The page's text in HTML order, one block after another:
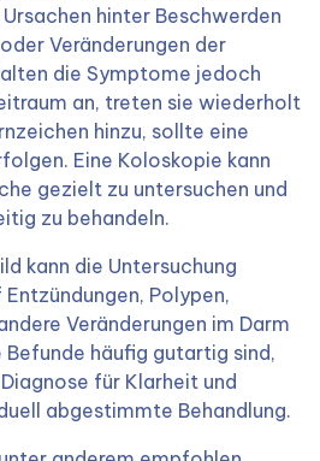
hinter Beschwerden
Veränderungen der
die Symptome jedoch
an, treten sie wiederholt
hinzu, sollte eine
Eine Koloskopie kann
gezielt zu untersuchen und
zu behandeln.
kann die Untersuchung
Polypen,
Veränderungen im Darm
Befunde häufig gutartig sind,
für Klarheit und
abgestimmte Behandlung.